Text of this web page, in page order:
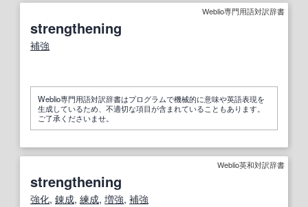
Weblio専門用語対訳辞書
strengthening
補強
Weblio専門用語対訳辞書はプログラムで機械的に意味や英語表現を
生成しているため、不適切な項目が含まれていることもあります。
ご了承くださいませ。
Weblio英和対訳辞書
strengthening
強化, 錬成, 練成, 増強, 補強